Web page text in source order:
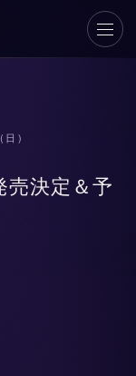
メニ
日)
売決定＆予